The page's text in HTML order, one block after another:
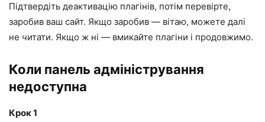
Підтвердіть деактивацію плагінів, потім перевірте,
заробив ваш сайт. Якщо заробив — вітаю, можете далі
не читати. Якщо ж ні — вмикайте плагіни і продовжимо.
Коли панель адміністрування
недоступна
Крок 1